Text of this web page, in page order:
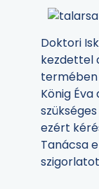
Doktori
kezdettel
König
ezért
Tanácsa